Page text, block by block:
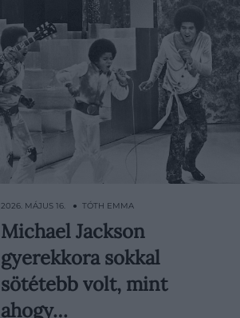
Michael Jacksonnal kapcsolatban
mindig a „pop királyának” sikereire
és a reflektorfény csillogásra
gondolunk, a színfalak mögött
2026. MÁJUS 16. ● TÓTH EMMA
Michael Jackson
gyerekkora sokkal
sötétebb volt, mint
ahogy…